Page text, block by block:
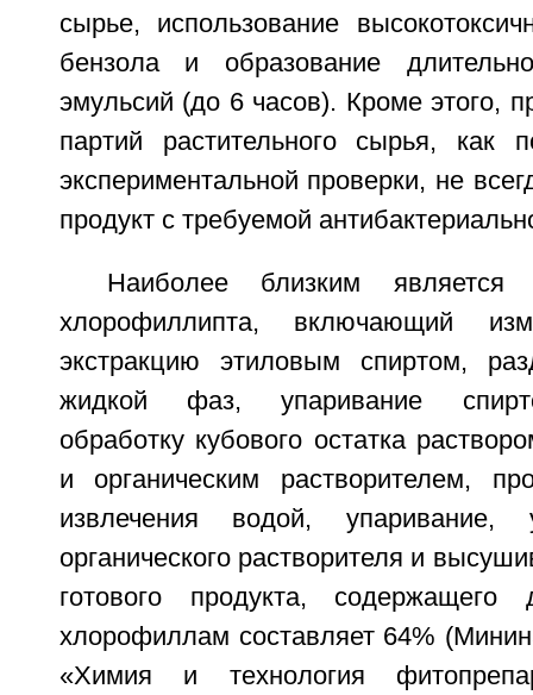
сырье, использование
бензола и образование
эмульсий (до 6 часов). Кроме этого,
партий растительного сырья, как
экспериментальной проверки, не
продукт с требуемой
Наиболее близким является
хлорофиллипта, включающий
экстракцию этиловым спиртом,
жидкой фаз, упаривание
обработку кубового остатка
и органическим растворителем,
извлечения водой, упаривание,
органического растворителя и
готового продукта,
хлорофиллам составляет 64%
«Химия и технология